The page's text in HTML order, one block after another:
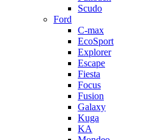
Scudo
Ford
C-max
EcoSport
Explorer
Escape
Fiesta
Focus
Fusion
Galaxy
Kuga
KA